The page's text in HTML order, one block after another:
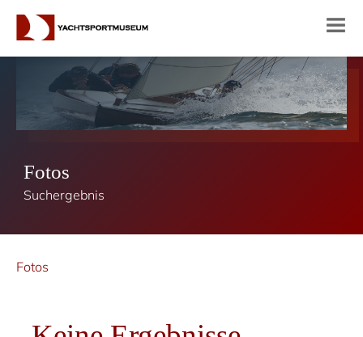
Fotos
Suchergebnis
Fotos